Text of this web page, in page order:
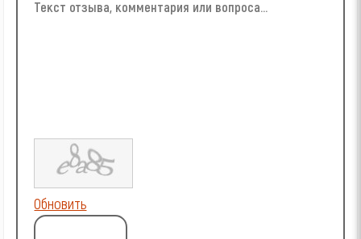
Обновить